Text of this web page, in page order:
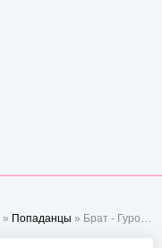
» Попаданцы » Брат - Гуров Валерий Александрович